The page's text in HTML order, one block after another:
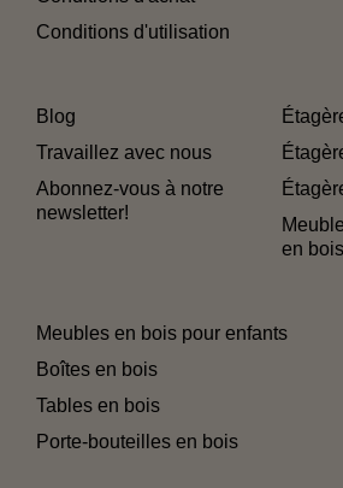
Conditions d'utilisation
Blog
Travaillez avec nous
Abonnez-vous à notre
newsletter!
en bois
Meubles en bois pour enfants
Boîtes en bois
Tables en bois
Porte-bouteilles en bois